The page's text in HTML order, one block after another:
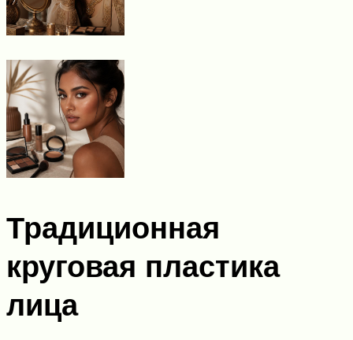
Традиционная
круговая пластика
лица